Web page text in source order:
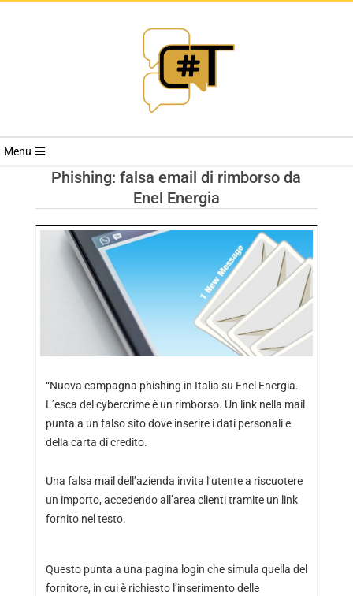
RIVISTA
TRENDS
Menu
Phishing: falsa email di rimborso da
Enel Energia
“Nuova campagna phishing in Italia su Enel Energia.
L’esca del cybercrime è un rimborso. Un link nella mail
punta a un falso sito dove inserire i dati personali e
della carta di credito.
Una falsa mail dell’azienda invita l’utente a riscuotere
un importo, accedendo all’area clienti tramite un link
fornito nel testo.
Questo punta a una pagina login che simula quella del
fornitore, in cui è richiesto l’inserimento delle